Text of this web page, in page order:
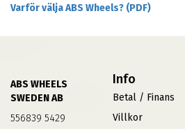
Varför välja ABS Wheels? (PDF)
ABS WHEELS
SWEDEN AB
556839 5429
Info
Betal / Finans
Villkor